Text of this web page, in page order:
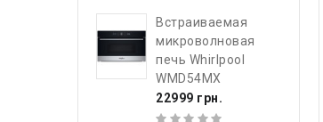
Встраиваемая
микроволновая
печь Whirlpool
WMD54MX
22999 грн.